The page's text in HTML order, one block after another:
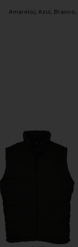
Amarelo/, Azul, Branco,